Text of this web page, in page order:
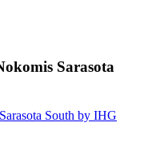
Sarasota
South by IHG